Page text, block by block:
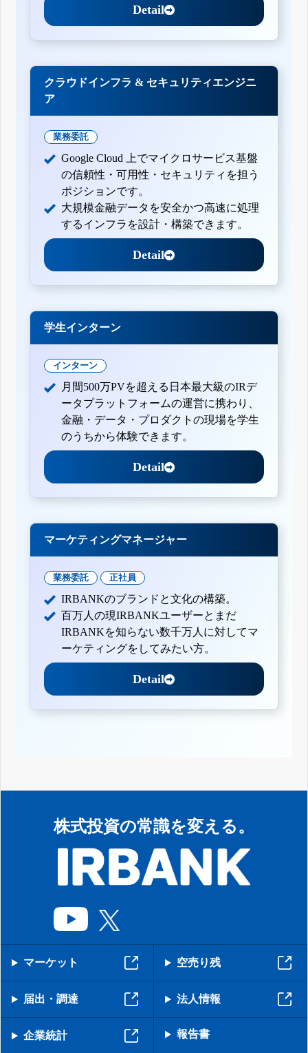
Detail
クラウドインフラ & セキュリティエンジニ
ア
業務委託
Google Cloud 上でマイクロサービス基盤
の信頼性・可用性・セキュリティを担う
ポジションです。
大規模金融データを安全かつ高速に処理
するインフラを設計・構築できます。
Detail
学生インターン
インターン
月間500万PVを超える日本最大級のIRデ
ータプラットフォームの運営に携わり、
金融・データ・プロダクトの現場を学生
のうちから体験できます。
Detail
マーケティングマネージャー
業務委託 正社員
IRBANKのブランドと文化の構築。
百万人の現IRBANKユーザーとまだ
IRBANKを知らない数千万人に対してマ
ーケティングをしてみたい方。
Detail
株式投資の常識を変える。
マーケット 空売り残
届出・調達 法人情報
企業統計 報告書